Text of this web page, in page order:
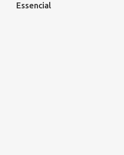
Essencial